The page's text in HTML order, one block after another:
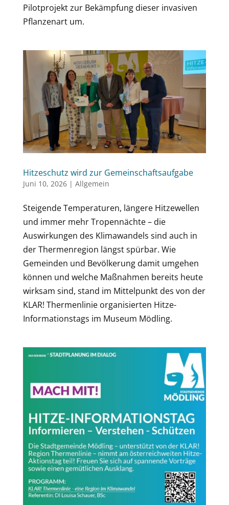
Pilotprojekt zur Bekämpfung dieser invasiven
Pflanzenart um.
Hitzeschutz wird zur Gemeinschaftsaufgabe
Juni 10, 2026| Allgemein
Steigende Temperaturen, längere Hitzewellen
und immer mehr Tropennächte – die
Auswirkungen des Klimawandels sind auch in
der Thermenregion längst spürbar. Wie
Gemeinden und Bevölkerung damit umgehen
können und welche Maßnahmen bereits heute
wirksam sind, stand im Mittelpunkt des von der
KLAR! Thermenlinie organisierten Hitze-
Informationstags im Museum Mödling.